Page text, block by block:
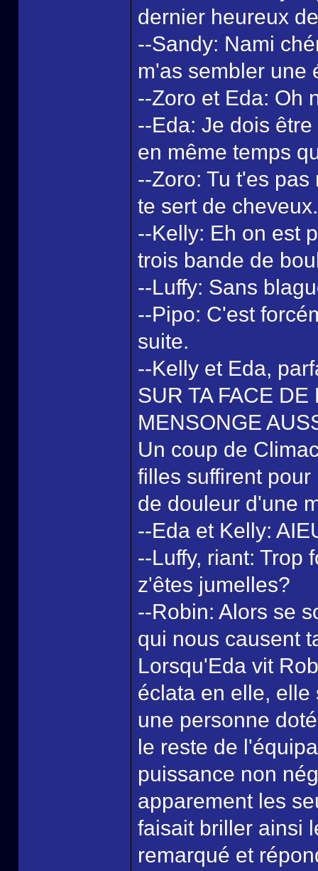
dernier heureux
--Sandy: Nami
m'as sembler une
--Zoro et Eda: Oh
--Eda: Je dois
en même temps
--Zoro: Tu t'es
te sert de cheveux.
--Kelly: Eh on est
trois bande de
--Luffy: Sans
--Pipo: C'est
suite.
--Kelly et Eda,
SUR TA FACE
MENSONGE
Un coup de
filles suffirent
de douleur d'une
--Eda et Kelly:
--Luffy, riant: Trop
z'êtes jumelles?
--Robin: Alors se
qui nous causent
Lorsqu'Eda vit
éclata en elle,
une personne
le reste de
puissance non
apparement les
faisait briller ainsi
remarqué et